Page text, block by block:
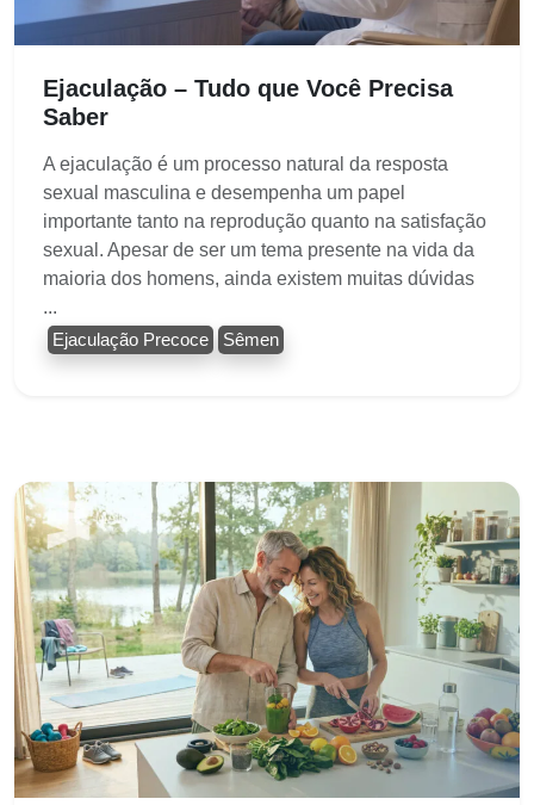
Ejaculação – Tudo que Você Precisa
Saber
A ejaculação é um processo natural da resposta
sexual masculina e desempenha um papel
importante tanto na reprodução quanto na satisfação
sexual. Apesar de ser um tema presente na vida da
maioria dos homens, ainda existem muitas dúvidas
...
Ejaculação Precoce Sêmen